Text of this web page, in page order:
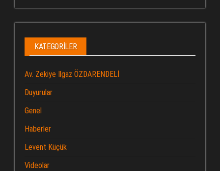
KATEGORILER
Av. Zekiye Ilgaz ÖZDARENDELİ
Duyurular
Genel
Haberler
Levent Küçük
Videolar